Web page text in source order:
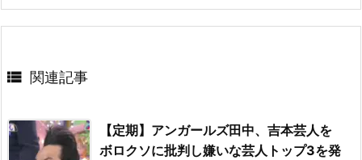
 関連記事
【定期】アンガールズ田中、吉本芸人を
ボロクソに批判し嫌いな芸人トップ3を発